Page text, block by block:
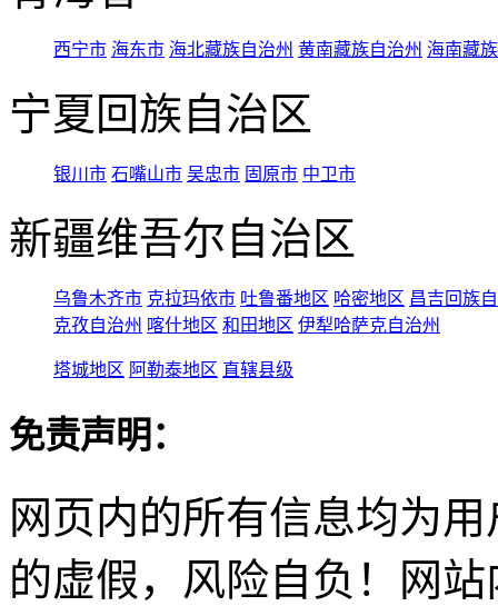
西宁市 海东市 海北藏族自治州 黄南藏族自治州 海南藏
宁夏回族自治区
银川市 石嘴山市 吴忠市 固原市 中卫市
新疆维吾尔自治区
乌鲁木齐市 克拉玛依市 吐鲁番地区 哈密地区 昌吉回族
克孜自治州 喀什地区 和田地区 伊犁哈萨克自治州
塔城地区 阿勒泰地区 直辖县级
免责声明：
网页内的所有信息均为
的虚假，风险自负！网